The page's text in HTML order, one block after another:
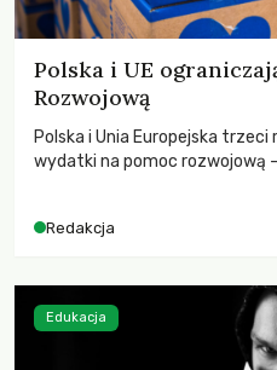
Polska i UE
Rozwojową
Polska i Unia Europejska
wydatki na pomoc rozwojową
odnotowano największe
kryzysami i ubóstwem?
Redakcja
Edukacja